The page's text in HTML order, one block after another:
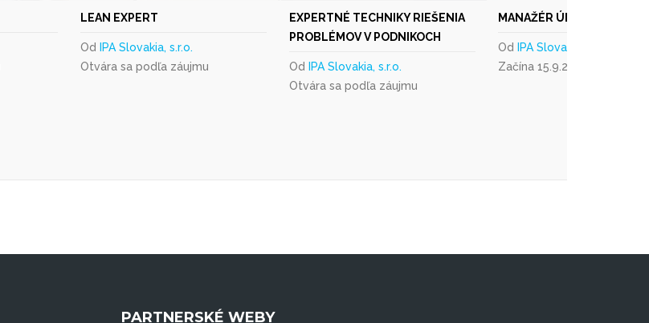
LEAN EXPERT
Od IPA Slovakia, s.r.o.
Otvára sa podľa záujmu
EXPERTNÉ TECHNIKY RIEŠENIA
PROBLÉMOV V PODNIKOCH
Od IPA Slovakia, s.r.o.
Otvára sa podľa záujmu
MANAŽÉR ÚDRŽBY -
Od IPA Slovakia, s.r.o.
Začína 15.9.2026
PARTNERSKÉ WEBY